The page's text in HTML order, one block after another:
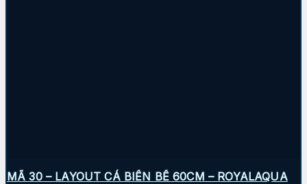
MÃ 30 – LAYOUT CÁ BIỂN BỂ 60CM – ROYALAQUA